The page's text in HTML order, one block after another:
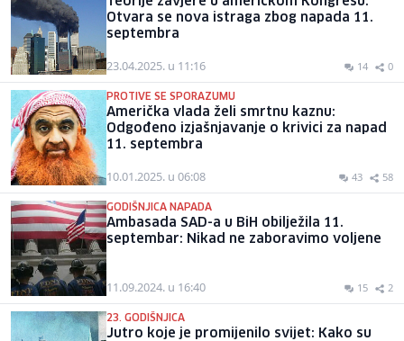
Otvara se nova istraga zbog napada 11.
septembra
23.04.2025. u 11:16 14 0
PROTIVE SE SPORAZUMU
Američka vlada želi smrtnu kaznu:
Odgođeno izjašnjavanje o krivici za napad
11. septembra
10.01.2025. u 06:08 43 58
GODIŠNJICA NAPADA
Ambasada SAD-a u BiH obilježila 11.
septembar: Nikad ne zaboravimo voljene
11.09.2024. u 16:40 15 2
23. GODIŠNJICA
Jutro koje je promijenilo svijet: Kako su